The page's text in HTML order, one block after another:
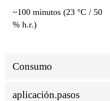
~100 minutos (23 °C / 50
% h.r.)
Consumo
aplicación.pasos